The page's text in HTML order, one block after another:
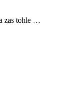
zas tohle …